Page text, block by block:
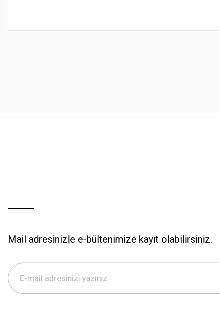
Görüş ve önerileriniz için teşekkür ederiz.
Mail adresinizle e-bültenimize kayıt olabilirsiniz.